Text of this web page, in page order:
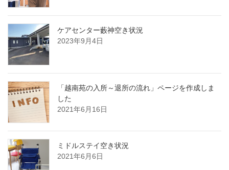
ケアセンター藪神空き状況
2023年9月4日
「越南苑の入所～退所の流れ」ページを作成しま
した
2021年6月16日
ミドルステイ空き状況
2021年6月6日